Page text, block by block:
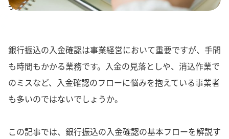
手順で入金チェックを簡単に">
銀行振込の入金確認は事業経営において重要ですが、手間
も時間もかかる業務です。入金の見落としや、消込作業で
のミスなど、入金確認のフローに悩みを抱えている事業者
も多いのではないでしょうか。
この記事では、銀行振込の入金確認の基本フローを解説す